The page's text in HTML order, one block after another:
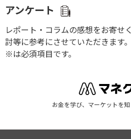
アンケート
レポート・コラムの感想をお寄せ
討等に参考にさせていただきます。
※は必須項目です。
お金を学び、マーケットを